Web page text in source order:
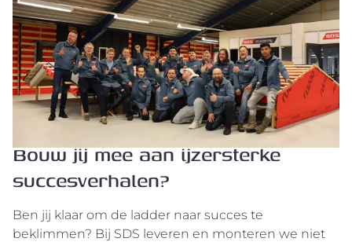
Bouw jij mee aan ijzersterke
succesverhalen?
Ben jij klaar om de ladder naar succes te
beklimmen? Bij SDS leveren en monteren we niet